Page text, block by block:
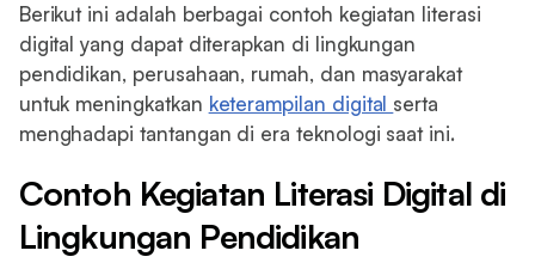
Berikut ini adalah berbagai contoh kegiatan literasi
digital yang dapat diterapkan di lingkungan
pendidikan, perusahaan, rumah, dan masyarakat
untuk meningkatkan keterampilan digital serta
menghadapi tantangan di era teknologi saat ini.
Contoh Kegiatan Literasi Digital di
Lingkungan Pendidikan